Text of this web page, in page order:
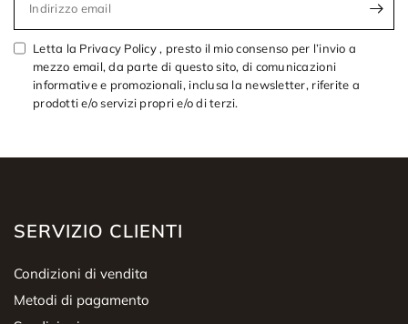
Indirizzo email
Letta la Privacy Policy , presto il mio consenso per l’invio a
mezzo email, da parte di questo sito, di comunicazioni
informative e promozionali, inclusa la newsletter, riferite a
prodotti e/o servizi propri e/o di terzi.
SERVIZIO CLIENTI
Condizioni di vendita
Metodi di pagamento